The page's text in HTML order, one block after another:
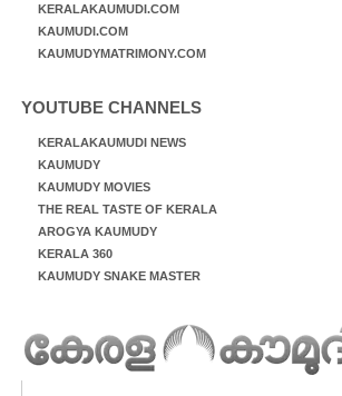
KERALAKAUMUDI.COM
KAUMUDI.COM
KAUMUDYMATRIMONY.COM
YOUTUBE CHANNELS
KERALAKAUMUDI NEWS
KAUMUDY
KAUMUDY MOVIES
THE REAL TASTE OF KERALA
AROGYA KAUMUDY
KERALA 360
KAUMUDY SNAKE MASTER